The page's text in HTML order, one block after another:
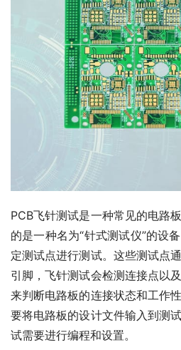
PCB飞针测试是一种常见的电路
的是一种名为“针式测试仪”的设
定测试点进行测试。这些测试点
引脚，飞针测试会检测连接点以
来判断电路板的连接状态和工作
要将电路板的设计文件输入到测
试需要进行编程和设置。